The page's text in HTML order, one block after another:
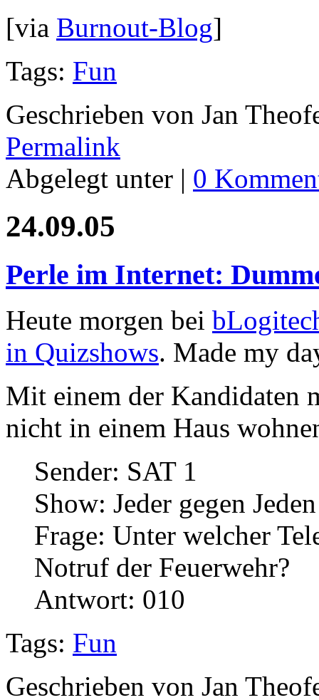
[via Burnout-Blog]
Tags: Fun
Geschrieben von Jan
Permalink
Abgelegt unter | 0
24.09.05
Perle im Internet:
Heute morgen bei
in Quizshows. Made my
Mit einem der Kandidaten
nicht in einem Haus
Sender: SAT 1
Show: Jeder gegen Jeden
Frage: Unter welcher
Notruf der Feuerwehr?
Antwort: 010
Tags: Fun
Geschrieben von Jan